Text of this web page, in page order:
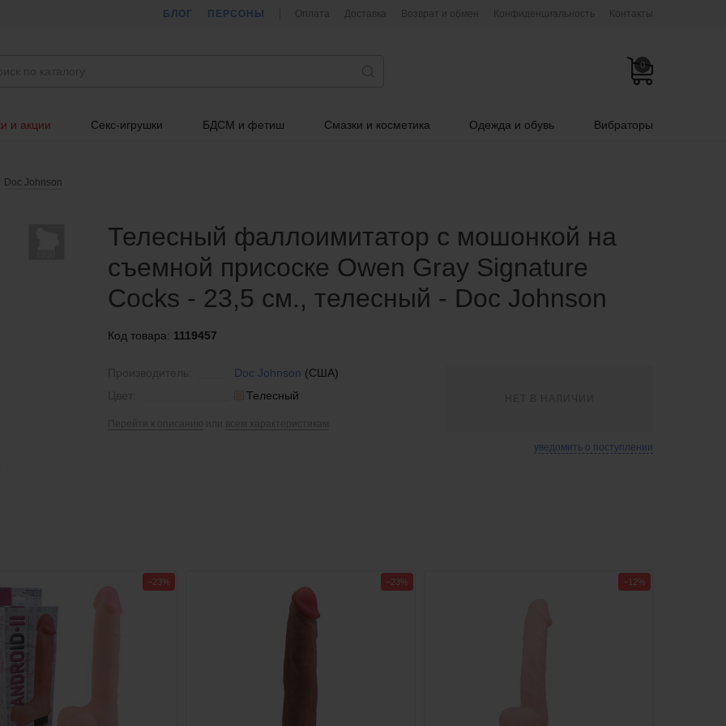
БЛОГ ПЕРСОНЫ Оплата Доставка Возврат и обмен Конфиденциальность Контакты
0
и акции Секс-игрушки БДСМ и фетиш Смазки и косметика Одежда и обувь Вибраторы
Doc Johnson
Телесный фаллоимитатор с мошонкой на
съемной присоске Owen Gray Signature
Cocks - 23,5 см., телесный - Doc Johnson
Код товара: 1119457
Doc Johnson (США)
Телесный
уведомить о поступлении
−23% −23% −12%